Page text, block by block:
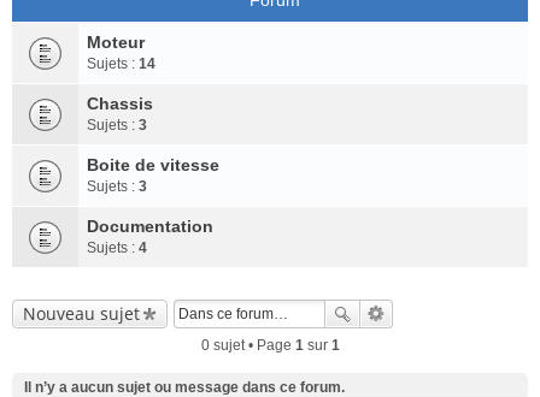
Moteur
Sujets : 14
Chassis
Sujets : 3
Boite de vitesse
Sujets : 3
Documentation
Sujets : 4
Nouveau sujet
0 sujet • Page 1sur 1
Il n’y a aucun sujet ou message dans ce forum.